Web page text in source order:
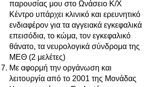
παρουσίας μου στο Ωνάσειο Κ/Χ
Κέντρο υπάρχει κλινικό και ερευνητικό
ενδιαφέρον για τα αγγειακά εγκεφαλικά
επεισόδια, το κώμα, τον εγκεφαλικό
θάνατο, τα νευρολογικά σύνδρομα της
ΜΕΘ (2 μελέτες)
Με αφορμή την οργάνωση και
λειτουργία από το 2001 της Μονάδας